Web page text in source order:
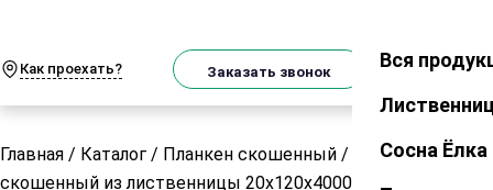
Как проехать? Заказать звонок Закрыть
Вся
Сосна Ёлка
Главная / Каталог / Планкен скошенный /
Планкен
скошенный из лиственницы 20х120х4000 мм сорт Прима